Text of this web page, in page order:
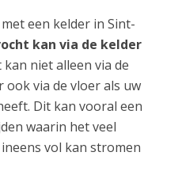
een kelder in Sint-
kan via de kelder
kan niet alleen via de
ook via de vloer als uw
Dit kan vooral een
waarin het veel
vol kan stromen